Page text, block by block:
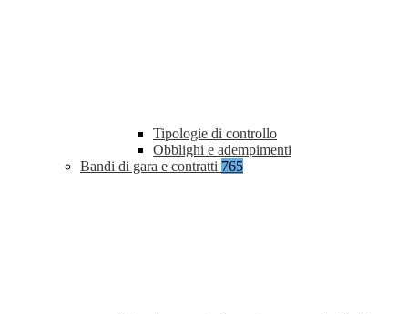
Tipologie di controllo
Obblighi e adempimenti
Bandi di gara e contratti 765